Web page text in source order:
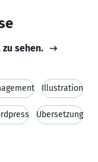
sehen.
Illustration
Übersetzung